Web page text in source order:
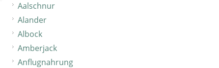
Aalschnur
Alander
Albock
Amberjack
Anflugnahrung